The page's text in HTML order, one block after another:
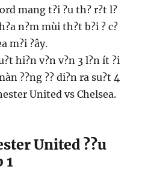
mang t?i ?u th? r?t l?
n?m mùi th?t b?i ? c?
m?i ?ây.
hi?n v?n v?n 3 l?n ít ?i
??ng ?? di?n ra su?t 4
United vs Chelsea.
United ??u
1